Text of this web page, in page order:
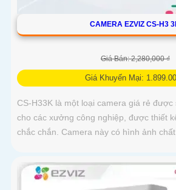
CAMERA EZVIZ CS-H3
Giá Bán: 2,280,000 ₫
Giá Khuyến Mại:
CS-H33K là một loại camera giá rẻ
cho các xưởng công nghiệp, được thiết
chắc chắn. Camera này có hình ảnh